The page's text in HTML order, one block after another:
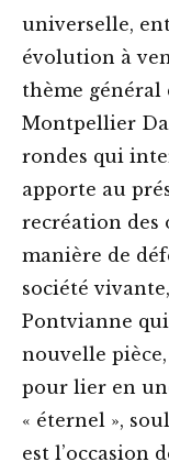
universelle,
évolution à
thème général
Montpellier
rondes qui
apporte au
recréation des
manière de
société
Pontvianne
nouvelle
pour lier en
« éternel »,
est l’occasion